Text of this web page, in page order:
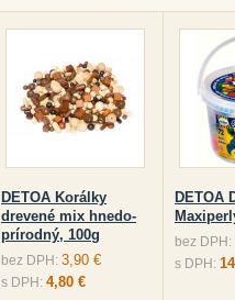
DETOA Korálky
drevené mix hnedo-
prírodný, 100g
bez DPH: 3,90 €
s DPH: 4,80 €
DETOA
bez DPH:
s DPH: